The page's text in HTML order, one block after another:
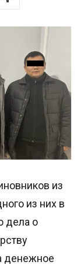
из
из них в
дела о
денежное